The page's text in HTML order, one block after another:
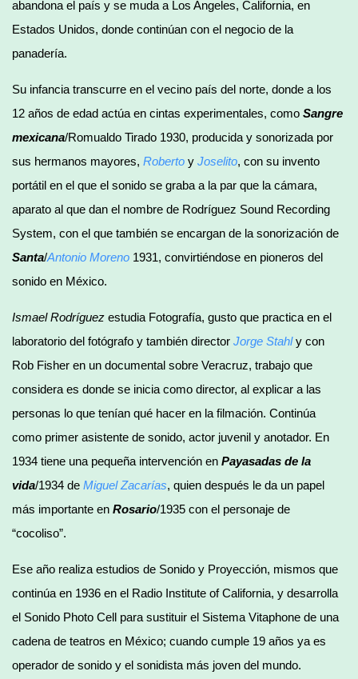
abandona el país y se muda a Los Angeles, California, en
Estados Unidos, donde continúan con el negocio de la
panadería.
Su infancia transcurre en el vecino país del norte, donde a los
12 años de edad actúa en cintas experimentales, como Sangre
mexicana/Romualdo Tirado 1930, producida y sonorizada por
sus hermanos mayores, Roberto y Joselito, con su invento
portátil en el que el sonido se graba a la par que la cámara,
aparato al que dan el nombre de Rodríguez Sound Recording
System, con el que también se encargan de la sonorización de
Santa/Antonio Moreno 1931, convirtiéndose en pioneros del
sonido en México.
Ismael Rodríguez estudia Fotografía, gusto que practica en el
laboratorio del fotógrafo y también director Jorge Stahly con
Rob Fisher en un documental sobre Veracruz, trabajo que
considera es donde se inicia como director, al explicar a las
personas lo que tenían qué hacer en la filmación. Continúa
como primer asistente de sonido, actor juvenil y anotador. En
1934 tiene una pequeña intervención en Payasadas de la
vida/1934 de Miguel Zacarías, quien después le da un papel
más importante en Rosario/1935 con el personaje de
“cocoliso”.
Ese año realiza estudios de Sonido y Proyección, mismos que
continúa en 1936 en el Radio Institute of California, y desarrolla
el Sonido Photo Cell para sustituir el Sistema Vitaphone de una
cadena de teatros en México; cuando cumple 19 años ya es
operador de sonido y el sonidista más joven del mundo.